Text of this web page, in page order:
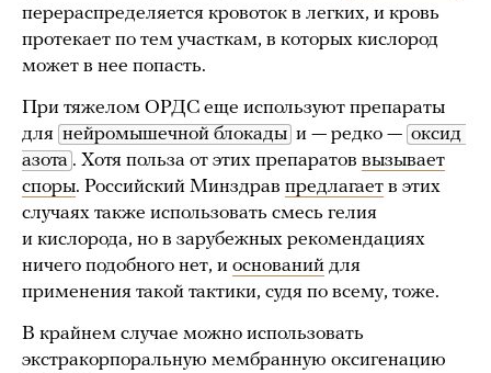
перераспределяется кровоток в легких, и кровь
протекает по тем участкам, в которых кислород
может в нее попасть.
При тяжелом ОРДС еще используют препараты
для нейромышечной блокады и — редко — оксид
азота . Хотя польза от этих препаратов вызывает
споры. Российский Минздрав предлагает в этих
случаях также использовать смесь гелия
и кислорода, но в зарубежных рекомендациях
ничего подобного нет, и оснований для
применения такой тактики, судя по всему, тоже.
В крайнем случае можно использовать
экстракорпоральную мембранную оксигенацию